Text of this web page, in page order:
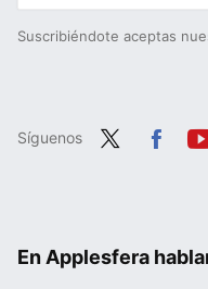
Suscribiéndote aceptas
Síguenos
En Applesfera